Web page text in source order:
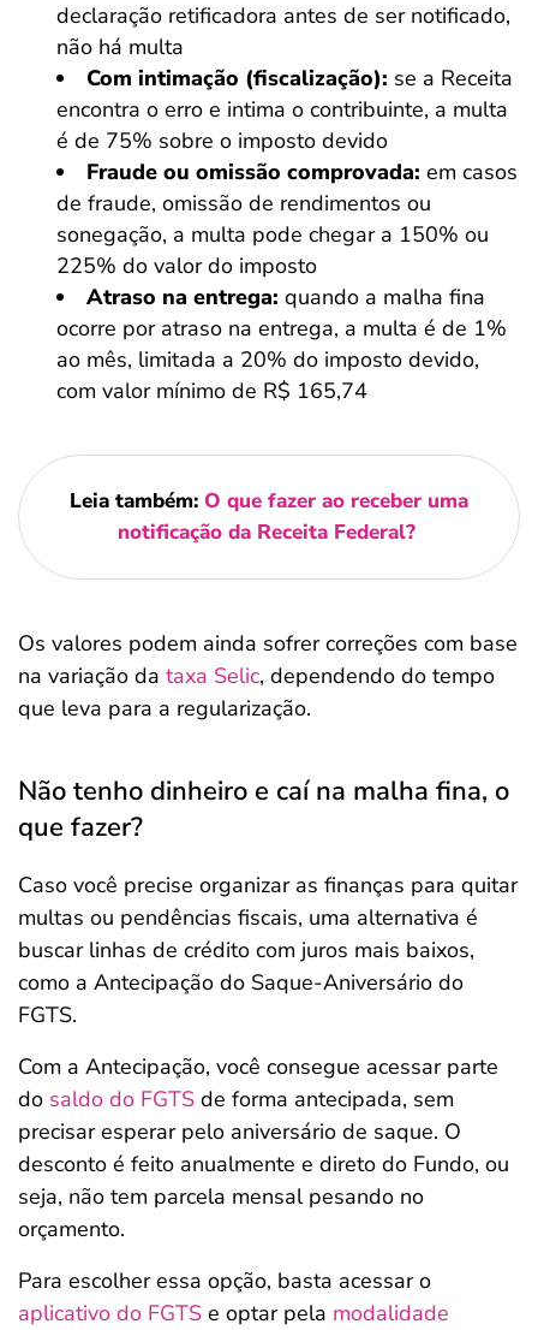
declaração retificadora antes de ser notificado,
não há multa
Com intimação (fiscalização): se a Receita
encontra o erro e intima o contribuinte, a multa
é de 75% sobre o imposto devido
Fraude ou omissão comprovada: em casos
de fraude, omissão de rendimentos ou
sonegação, a multa pode chegar a 150% ou
225% do valor do imposto
Atraso na entrega: quando a malha fina
ocorre por atraso na entrega, a multa é de 1%
ao mês, limitada a 20% do imposto devido,
com valor mínimo de R$ 165,74
Leia também: O que fazer ao receber uma
notificação da Receita Federal?
Os valores podem ainda sofrer correções com base
na variação da taxa Selic, dependendo do tempo
que leva para a regularização.
Não tenho dinheiro e caí na malha fina, o
que fazer?
Caso você precise organizar as finanças para quitar
multas ou pendências fiscais, uma alternativa é
buscar linhas de crédito com juros mais baixos,
como a Antecipação do Saque-Aniversário do
FGTS.
Com a Antecipação, você consegue acessar parte
do saldo do FGTS de forma antecipada, sem
precisar esperar pelo aniversário de saque. O
desconto é feito anualmente e direto do Fundo, ou
seja, não tem parcela mensal pesando no
orçamento.
Para escolher essa opção, basta acessar o
aplicativo do FGTS e optar pela modalidade